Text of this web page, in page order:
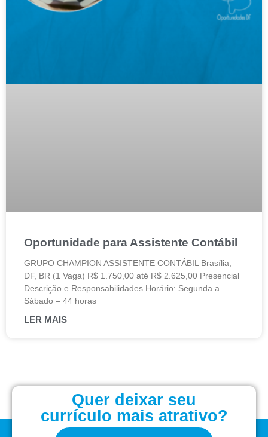
Oportunidade para Assistente Contábil
GRUPO CHAMPION ASSISTENTE CONTÁBIL Brasília,
DF, BR (1 Vaga) R$ 1.750,00 até R$ 2.625,00 Presencial
Descrição e Responsabilidades Horário: Segunda a
Sábado – 44 horas
LER MAIS
Quer deixar seu
currículo mais atrativo?